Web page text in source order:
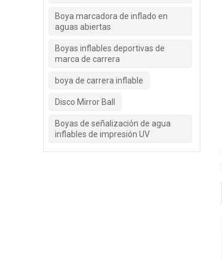
Boya marcadora de inflado en
aguas abiertas
Boyas inflables deportivas de
marca de carrera
boya de carrera inflable
Disco Mirror Ball
Boyas de señalización de agua
inflables de impresión UV